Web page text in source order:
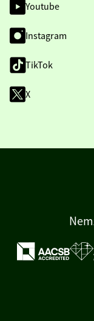
Youtube
Instagram
TikTok
X